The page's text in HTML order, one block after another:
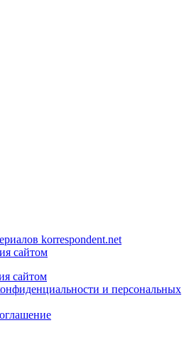
korrespondent.net
сайтом
сайтом
и персональных